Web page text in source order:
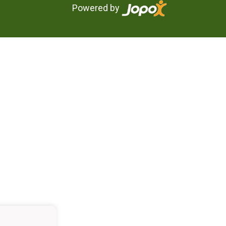
Powered by